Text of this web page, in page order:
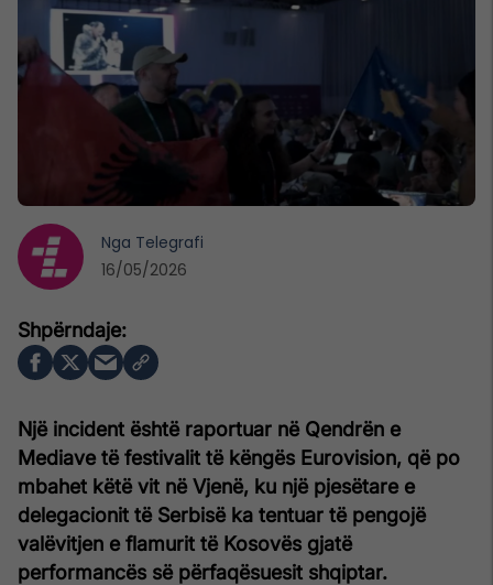
Një incident është raportuar në Qendrën e
Mediave të festivalit të këngës Eurovision, që po
mbahet këtë vit në Vjenë, ku një pjesëtare e
delegacionit të Serbisë ka tentuar të pengojë
valëvitjen e flamurit të Kosovës gjatë
performancës së përfaqësuesit shqiptar.
Nga Telegrafi
16/05/2026